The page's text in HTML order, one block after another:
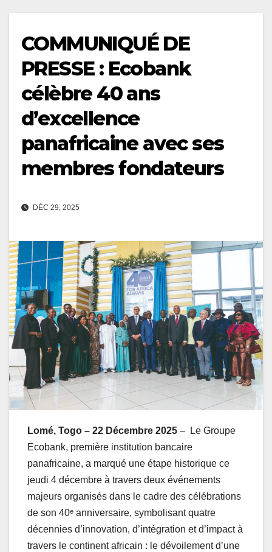
COMMUNIQUÉ DE
PRESSE : Ecobank
célèbre 40 ans
d’excellence
panafricaine avec ses
membres fondateurs
DÉC 29, 2025
Lomé, Togo – 22 Décembre 2025 – Le Groupe
Ecobank, première institution bancaire
panafricaine, a marqué une étape historique ce
jeudi 4 décembre à travers deux événements
majeurs organisés dans le cadre des célébrations
de son 40ᵉ anniversaire, symbolisant quatre
décennies d’innovation, d’intégration et d’impact à
travers le continent africain : le dévoilement d’une